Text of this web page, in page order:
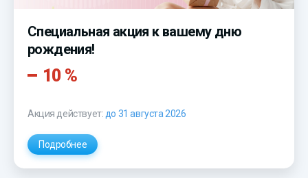
Специальная акция к вашему дню
рождения!
10 %
Акция действует: до 31 августа 2026
Подробнее